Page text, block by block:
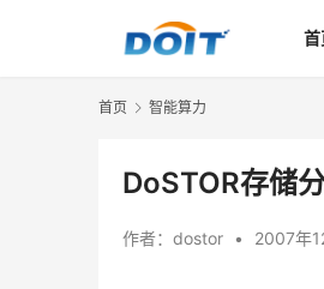
首
首页 智能算力
DoSTOR存储
作者： dostor • 2007年